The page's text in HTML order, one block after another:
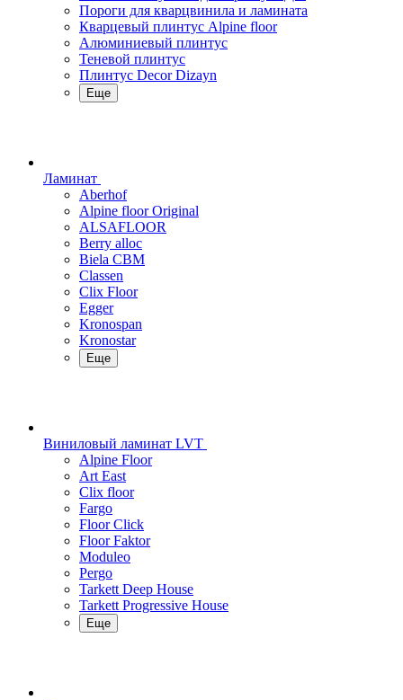
Пороги для кварцвинила и ламината
Кварцевый плинтус Alpine floor
Алюминиевый плинтус
Теневой плинтус
Плинтус Decor Dizayn
Еще
Ламинат
Aberhof
Alpine floor Original
ALSAFLOOR
Berry alloc
Biela CBM
Classen
Clix Floor
Egger
Kronospan
Kronostar
Еще
Виниловый ламинат LVT
Alpine Floor
Art East
Clix floor
Fargo
Floor Click
Floor Faktor
Moduleo
Pergo
Tarkett Deep House
Tarkett Progressive House
Еще